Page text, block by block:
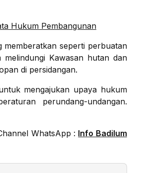
Hukum Pembangunan
memberatkan seperti perbuatan
Kawasan hutan dan
di persidangan.
mengajukan upaya hukum
perundang-undangan.
WhatsApp : Info Badilum